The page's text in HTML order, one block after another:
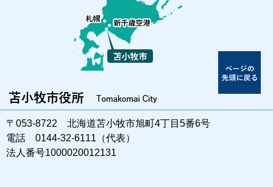
〒053-8722 北海道苫小牧市旭町4丁目5番6号
電話 0144-32-6111（代表）
法人番号1000020012131